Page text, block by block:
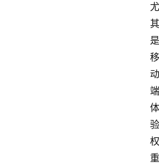
尤
其
是
移
动
端
体
验
权
重